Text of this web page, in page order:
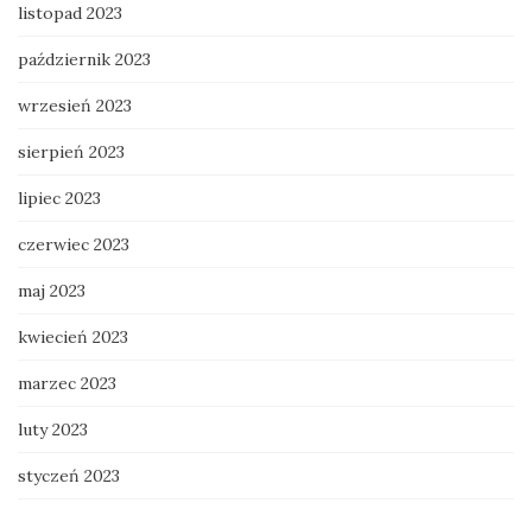
listopad 2023
październik 2023
wrzesień 2023
sierpień 2023
lipiec 2023
czerwiec 2023
maj 2023
kwiecień 2023
marzec 2023
luty 2023
styczeń 2023